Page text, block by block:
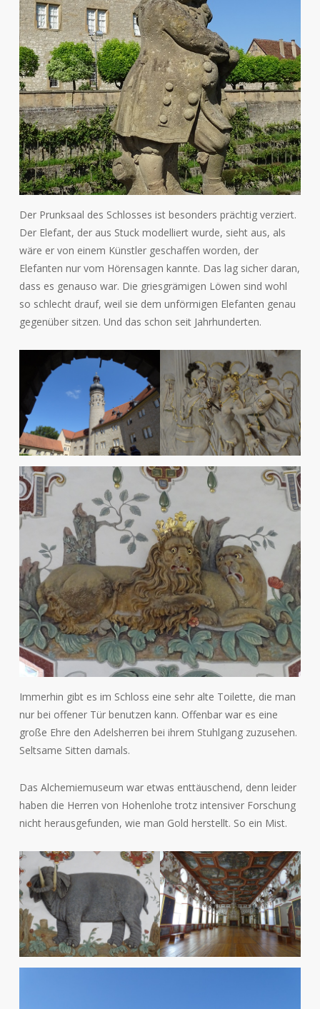
Der Prunksaal des Schlosses ist besonders prächtig verziert.
Der Elefant, der aus Stuck modelliert wurde, sieht aus, als
wäre er von einem Künstler geschaffen worden, der
Elefanten nur vom Hörensagen kannte. Das lag sicher daran,
dass es genauso war. Die griesgrämigen Löwen sind wohl
so schlecht drauf, weil sie dem unförmigen Elefanten genau
gegenüber sitzen. Und das schon seit Jahrhunderten.
Immerhin gibt es im Schloss eine sehr alte Toilette, die man
nur bei offener Tür benutzen kann. Offenbar war es eine
große Ehre den Adelsherren bei ihrem Stuhlgang zuzusehen.
Seltsame Sitten damals.
Das Alchemiemuseum war etwas enttäuschend, denn leider
haben die Herren von Hohenlohe trotz intensiver Forschung
nicht herausgefunden, wie man Gold herstellt. So ein Mist.